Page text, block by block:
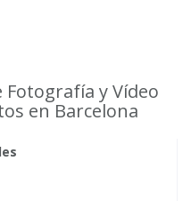
y Vídeo
en Barcelona